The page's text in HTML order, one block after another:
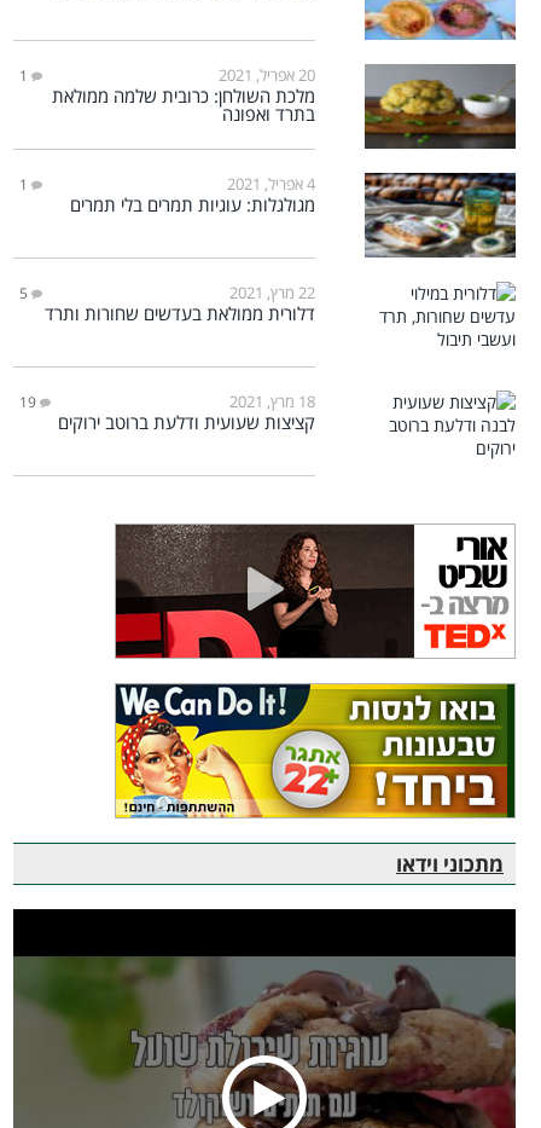
20 אפריל, 2021 1
מלכת השולחן: כרובית שלמה ממולאת
בתרד ואפונה
4 אפריל, 2021 1
מגולגלות: עוגיות תמרים בלי תמרים
22 מרץ, 2021 5
דלורית ממולאת בעדשים שחורות ותרד
18 מרץ, 2021 19
קציצות שעועית ודלעת ברוטב ירוקים
מתכוני וידאו